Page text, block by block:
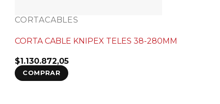
CORTACABLES
CORTA CABLE KNIPEX TELES 38-280MM
$1.130.872,05
COMPRAR